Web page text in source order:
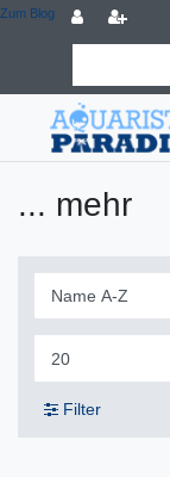
Zum Blog
... mehr
Filter